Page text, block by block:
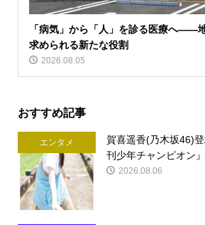
「病気」から「人」を診る医療へ――
求められる新たな役割
2026.08.05
おすすめ記事
エンタメ
賀喜遥香(乃木坂46)
刊少年チャンピオン
2026.08.06